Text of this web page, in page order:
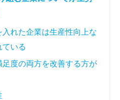
れた企業は生産性向上な
ている
度の両方を改善する方が